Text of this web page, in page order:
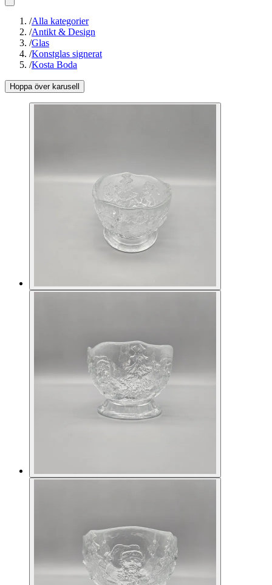
/Alla kategorier
/Antikt & Design
/Glas
/Konstglas signerat
/Kosta Boda
Hoppa över karusell